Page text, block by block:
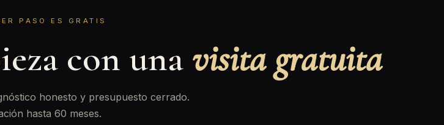
PASO ES GRATIS
con una visita gratuita
honesto y presupuesto cerrado.
hasta 60 meses.